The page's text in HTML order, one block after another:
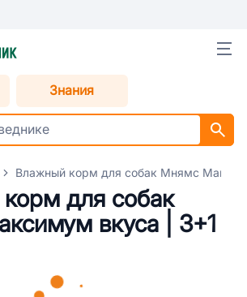
Знания
Влажный корм для собак Мнямс
для собак
вкуса | 3+1